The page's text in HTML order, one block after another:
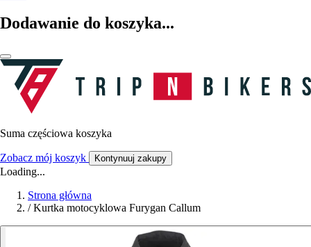
Dodawanie do koszyka...
Suma częściowa koszyka
Zobacz mój koszyk Kontynuuj zakupy
Loading...
Strona główna
/ Kurtka motocyklowa Furygan Callum